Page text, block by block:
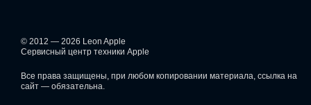
© 2012 — 2026 Leon Apple
Сервисный центр техники Apple
Все права защищены, при любом копировании материала, ссылка на
сайт — обязательна.